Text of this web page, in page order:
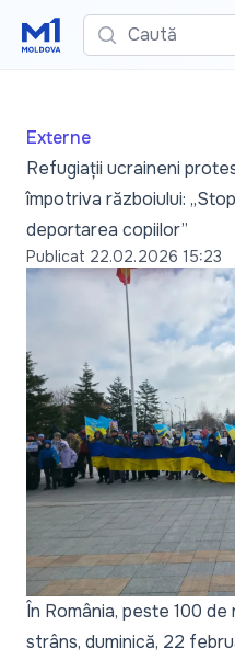
Caută
Externe
Refugiații ucraineni
împotriva războiului:
deportarea copiilor”
Publicat 22.02.2026 15:23
În România, peste 100
strâns, duminică, 22